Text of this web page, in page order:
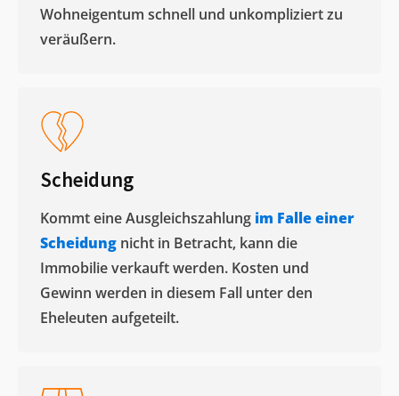
Wohneigentum schnell und unkompliziert zu
veräußern. ​
Scheidung
Kommt eine Ausgleichszahlung im Falle einer
Scheidung nicht in Betracht, kann die
Immobilie verkauft werden. Kosten und
Gewinn werden in diesem Fall unter den
Eheleuten aufgeteilt.​